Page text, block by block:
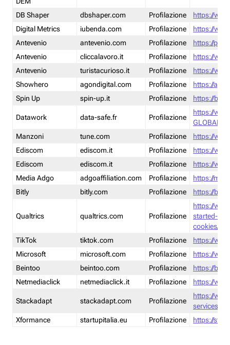
DB Shaper
dbshaper.com Profilazione
https://
Digital Metrics
iubenda.com Profilazione
https://
Antevenio
antevenio.com Profilazione
https://
Antevenio
cliccalavoro.it Profilazione
https://
Antevenio
turistacurioso.it Profilazione
https://
Showhero
agondigital.com Profilazione
https://
Spin Up
spin-up.it Profilazione https://
Datawork data-safe.fr Profilazione
https://
GLOBAL-
Manzoni
tune.com Profilazione
https://
Ediscom
ediscom.it Profilazione
https://
Ediscom
ediscom.it Profilazione
https://
Media Adgo
adgoaffiliation.com Profilazione
https://
Bitly
bitly.com Profilazione https://
Qualtrics qualtrics.com Profilazione
https://
started-
cookies/
TikTok
tiktok.com Profilazione
https://
Microsoft
microsoft.com Profilazione
https://
Beintoo
beintoo.com Profilazione
https://
Netmediaclick
netmediaclick.it Profilazione https://
Stackadapt stackadapt.com Profilazione
https://
services-
Xformance
startupitalia.eu Profilazione https://